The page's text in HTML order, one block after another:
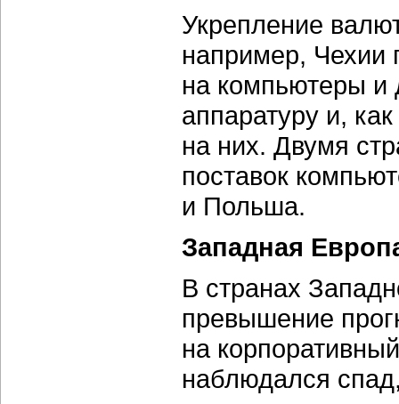
Укрепление
например, Чехии
на компьютеры и
аппаратуру и,
на них. Двумя
поставок
и Польша.
Западная
В странах
превышение
на
наблюдался